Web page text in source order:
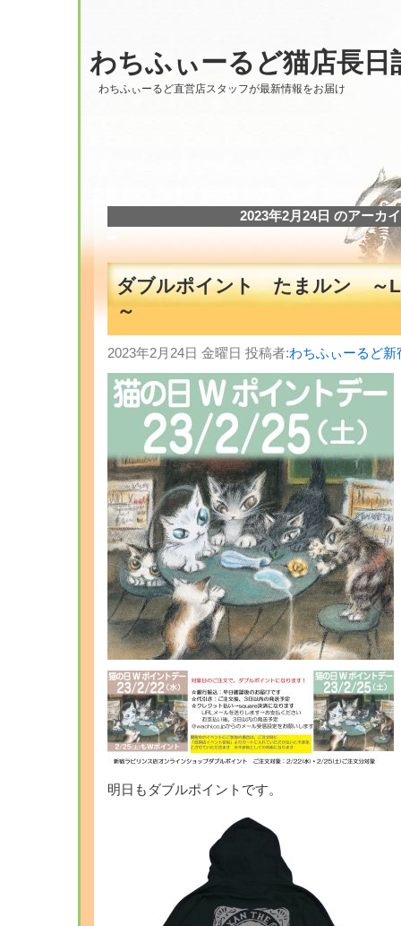
わちふぃーるど猫店長日
わちふぃーるど直営店スタッフが最新情報をお届け
2023年2月24日 のアーカ
ダブルポイント たまルン ～
～
2023年2月24日 金曜日 投稿者:わちふぃーるど
明日もダブルポイントです。